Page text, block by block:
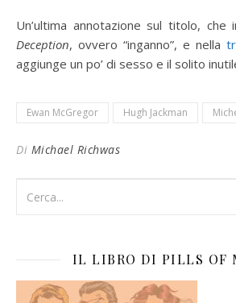
Un’ultima annotazione sul titolo, che
Deception, ovvero “inganno”, e nella
aggiunge un po’ di sesso e il solito
Ewan McGregor Hugh Jackman
Di Michael Richwas
IL LIBRO DI PILLS OF